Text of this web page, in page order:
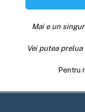
Mai e un
Vei putea
Pentru